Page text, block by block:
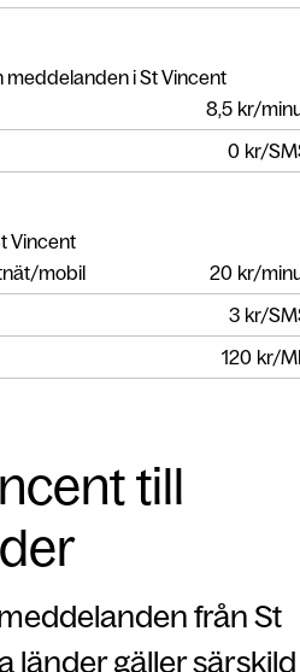
meddelanden i St Vincent
8,5 kr/
0 kr/
Vincent
mobil
20 kr/
3 kr/
120 kr/
till
från St
länder gäller särskild